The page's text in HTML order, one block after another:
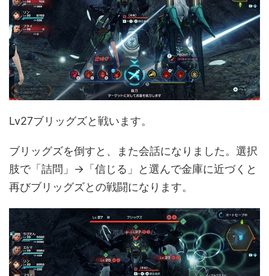
Lv27ブリッグズと戦います。
ブリッグズを倒すと、また会話になりました。選択
肢で「詰問」→「信じる」と選んで金庫に近づくと
再びブリッグズとの戦闘になります。